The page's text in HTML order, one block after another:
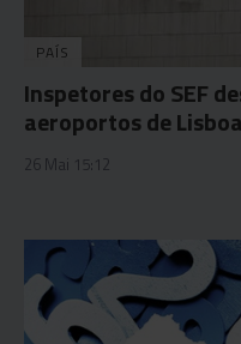
PAÍS
Inspetores do SEF
aeroportos de
26 Mai 15:12